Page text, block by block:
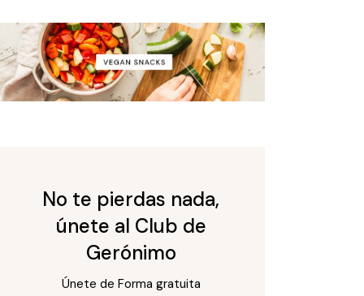
No te pierdas nada,
únete al Club de
Gerónimo
Únete de Forma gratuita